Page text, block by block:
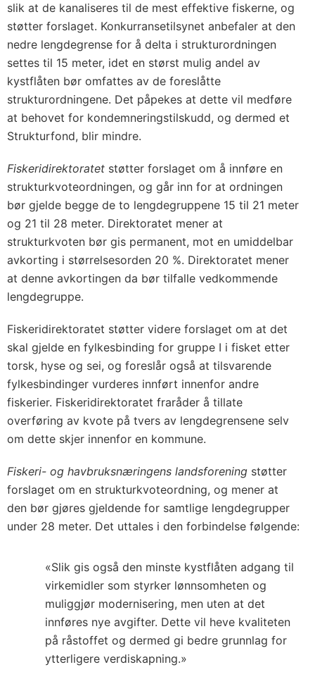
slik at de kanaliseres til de mest effektive fiskerne, og
støtter forslaget. Konkurransetilsynet anbefaler at den
nedre lengdegrense for å delta i strukturordningen
settes til 15 meter, idet en størst mulig andel av
kystflåten bør omfattes av de foreslåtte
strukturordningene. Det påpekes at dette vil medføre
at behovet for kondemneringstilskudd, og dermed et
Strukturfond, blir mindre.
Fiskeridirektoratet støtter forslaget om å innføre en
strukturkvoteordningen, og går inn for at ordningen
bør gjelde begge de to lengdegruppene 15 til 21 meter
og 21 til 28 meter. Direktoratet mener at
strukturkvoten bør gis permanent, mot en umiddelbar
avkorting i størrelsesorden 20 %. Direktoratet mener
at denne avkortingen da bør tilfalle vedkommende
lengdegruppe.
Fiskeridirektoratet støtter videre forslaget om at det
skal gjelde en fylkesbinding for gruppe I i fisket etter
torsk, hyse og sei, og foreslår også at tilsvarende
fylkesbindinger vurderes innført innenfor andre
fiskerier. Fiskeridirektoratet fraråder å tillate
overføring av kvote på tvers av lengdegrensene selv
om dette skjer innenfor en kommune.
Fiskeri- og havbruksnæringens landsforening støtter
forslaget om en strukturkvoteordning, og mener at
den bør gjøres gjeldende for samtlige lengdegrupper
under 28 meter. Det uttales i den forbindelse følgende:
«Slik gis også den minste kystflåten adgang til
virkemidler som styrker lønnsomheten og
muliggjør modernisering, men uten at det
innføres nye avgifter. Dette vil heve kvaliteten
på råstoffet og dermed gi bedre grunnlag for
ytterligere verdiskapning.»